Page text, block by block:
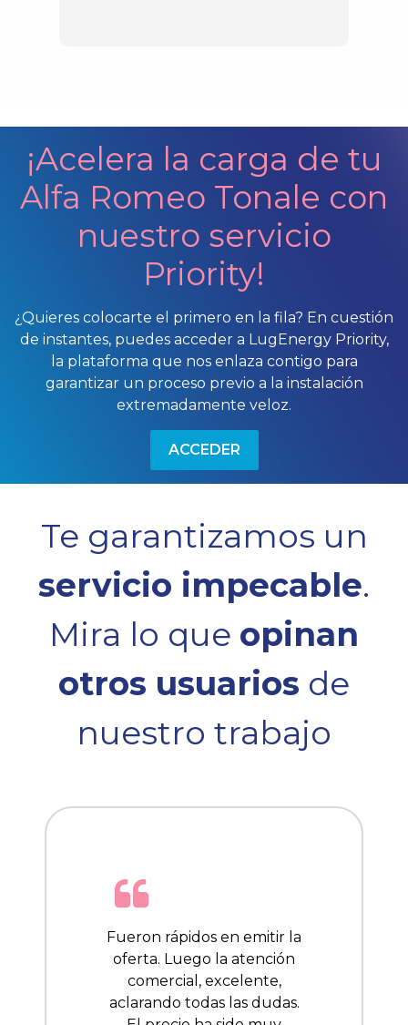
¡Acelera la carga de tu
Alfa Romeo Tonale con
nuestro servicio
Priority!
¿Quieres colocarte el primero en la fila? En cuestión
de instantes, puedes acceder a LugEnergy Priority,
la plataforma que nos enlaza contigo para
garantizar un proceso previo a la instalación
extremadamente veloz.
ACCEDER
Te garantizamos un
servicio impecable.
Mira lo que opinan
otros usuarios de
nuestro trabajo
Fueron rápidos en emitir la
oferta. Luego la atención
comercial, excelente,
aclarando todas las dudas.